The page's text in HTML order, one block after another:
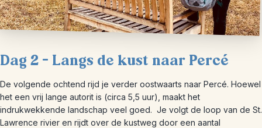
Dag 2 – Langs de kust naar Percé
De volgende ochtend rijd je verder oostwaarts naar Percé. Hoewel
het een vrij lange autorit is (circa 5,5 uur), maakt het
indrukwekkende landschap veel goed. Je volgt de loop van de St.
Lawrence rivier en rijdt over de kustweg door een aantal